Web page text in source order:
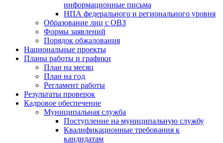
информационные письма
НПА федерального и регионального уровня
Образование лиц с ОВЗ
Формы заявлений
Порядок обжалования
Национальные проекты
Планы работы и графики
План на месяц
План на год
Регламент работы
Результаты проверок
Кадровое обеспечение
Муниципальная служба
Поступление на муниципальную службу
Квалификационные требования к
кандидатам